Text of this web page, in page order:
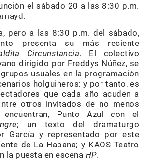
el sábado 20 a las 8:30 p.m.
pero a las 8:30 p.m. del sábado,
presenta su más reciente
Circunstancia. El colectivo
dirigido por Freddys Núñez, se
usuales en la programación
holguineros; y por tanto, es
que cada año acuden a
otros invitados de no menos
Punto Azul con el
; un texto del dramaturgo
García y representado por este
de La Habana; y KAOS Teatro
la puesta en escena HP.